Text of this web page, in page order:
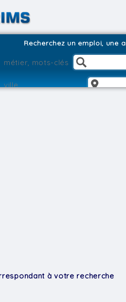
Recherchez un emploi, une
à votre recherche